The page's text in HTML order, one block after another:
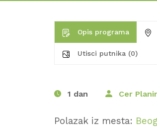
Opis programa
Utisci putnika (0)
1 dan Cer
Polazak iz mesta: